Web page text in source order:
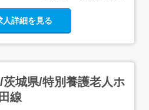
人詳細を見る
城県/特別養護老人ホ
線